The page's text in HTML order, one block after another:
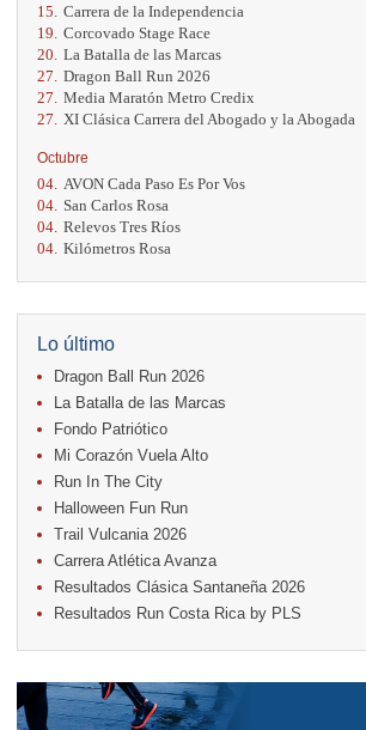
15. Carrera de la Independencia
19. Corcovado Stage Race
20. La Batalla de las Marcas
27. Dragon Ball Run 2026
27. Media Maratón Metro Credix
27.
XI Clásica Carrera del Abogado y la Abogada
Octubre
04. AVON Cada Paso Es Por Vos
04. San Carlos Rosa
04. Relevos Tres Ríos
04. Kilómetros Rosa
18. Casa Turire Trail Run
18.
Warriors Run Circuit
18. Samsung Jacó Beach Half Marathon 2026
25. KRun by Under Armour
25. Run Alajuela
31.
Halloween Fun Run
Noviembre
08. Lindora Run
15. Entre Pan y Rosas
Diciembre
06. Trail Vulcania 2026
12. Media Maratón Puntarenas 2026
Lo último
Dragon Ball Run 2026
La Batalla de las Marcas
Fondo Patriótico
Mi Corazón Vuela Alto
Run In The City
Halloween Fun Run
Trail Vulcania 2026
Carrera Atlética Avanza
Resultados Clásica Santaneña 2026
Resultados Run Costa Rica by PLS